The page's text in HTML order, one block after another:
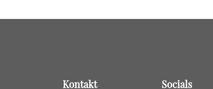
Kontakt Socials